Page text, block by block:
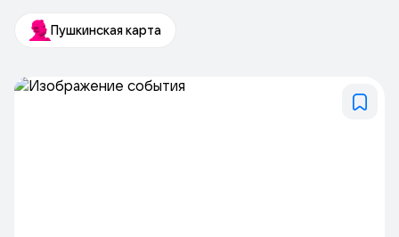
Пушкинская карта